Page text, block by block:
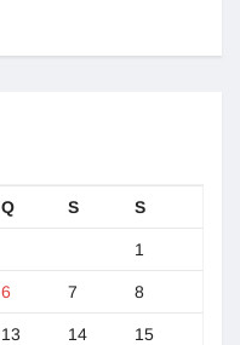
Q S S
1
6 7 8
13 14 15